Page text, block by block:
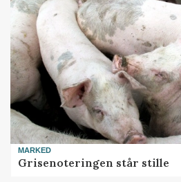
MARKED
Grisenoteringen står stille